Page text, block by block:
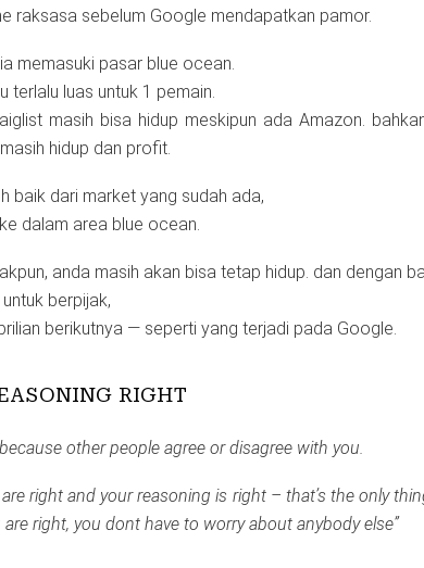
raksasa sebelum Google mendapatkan pamor.
memasuki pasar blue ocean.
terlalu luas untuk 1 pemain.
masih bisa hidup meskipun ada Amazon.
hidup dan profit.
baik dari market yang sudah ada,
dalam area blue ocean.
anda masih akan bisa tetap hidup. dan dengan
berpijak,
berikutnya — seperti yang terjadi pada Google.
RIGHT
other people agree or disagree with you.
right and your reasoning is right – that’s the only
right, you dont have to worry about anybody else”